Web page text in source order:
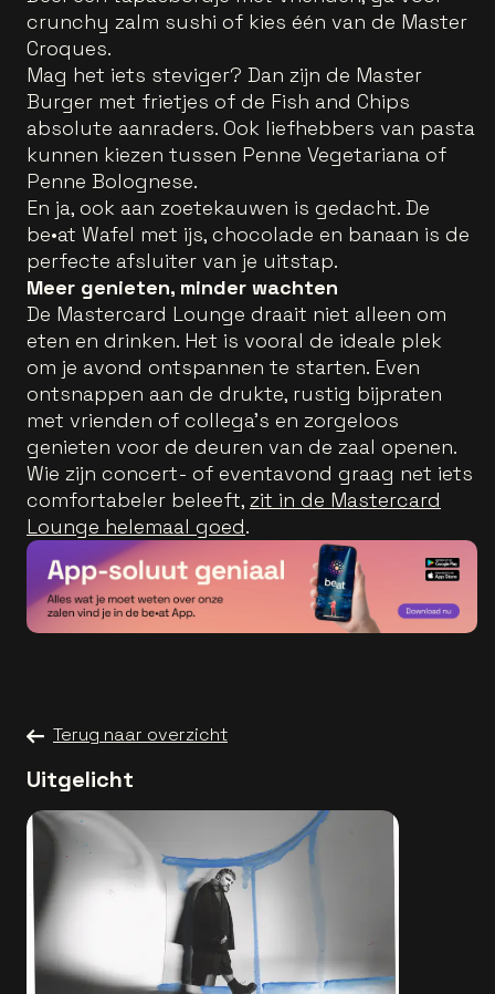
crunchy zalm sushi of kies één van de Master
Croques.
Mag het iets steviger? Dan zijn de Master
Burger met frietjes of de Fish and Chips
absolute aanraders. Ook liefhebbers van pasta
kunnen kiezen tussen Penne Vegetariana of
Penne Bolognese.
En ja, ook aan zoetekauwen is gedacht. De
be•at Wafel met ijs, chocolade en banaan is de
perfecte afsluiter van je uitstap.
Meer genieten, minder wachten
De Mastercard Lounge draait niet alleen om
eten en drinken. Het is vooral de ideale plek
om je avond ontspannen te starten. Even
ontsnappen aan de drukte, rustig bijpraten
met vrienden of collega’s en zorgeloos
genieten voor de deuren van de zaal openen.
Wie zijn concert- of eventavond graag net iets
comfortabeler beleeft, zit in de Mastercard
Lounge helemaal goed.
Terug naar overzicht
Uitgelicht